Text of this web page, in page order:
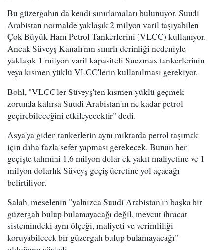
Bu güzergahın da kendi sınırlamaları bulunuyor. Suudi
Arabistan normalde yaklaşık 2 milyon varil taşıyabilen
Çok Büyük Ham Petrol Tankerlerini (VLCC) kullanıyor.
Ancak Süveyş Kanalı'nın sınırlı derinliği nedeniyle
yaklaşık 1 milyon varil kapasiteli Suezmax tankerlerinin
veya kısmen yüklü VLCC'lerin kullanılması gerekiyor.
Bohl, "VLCC'ler Süveyş'ten kısmen yüklü geçmek
zorunda kalırsa Suudi Arabistan'ın ne kadar petrol
geçirebileceğini etkileyecektir" dedi.
Asya'ya giden tankerlerin aynı miktarda petrol taşımak
için daha fazla sefer yapması gerekecek. Bunun her
geçişte tahmini 1.6 milyon dolar ek yakıt maliyetine ve 1
milyon dolarlık Süveyş geçiş ücretine yol açacağı
belirtiliyor.
Salah, meselenin "yalnızca Suudi Arabistan'ın başka bir
güzergah bulup bulamayacağı değil, mevcut ihracat
sistemindeki aynı ölçeği, maliyeti ve verimliliği
koruyabilecek bir güzergah bulup bulamayacağı"